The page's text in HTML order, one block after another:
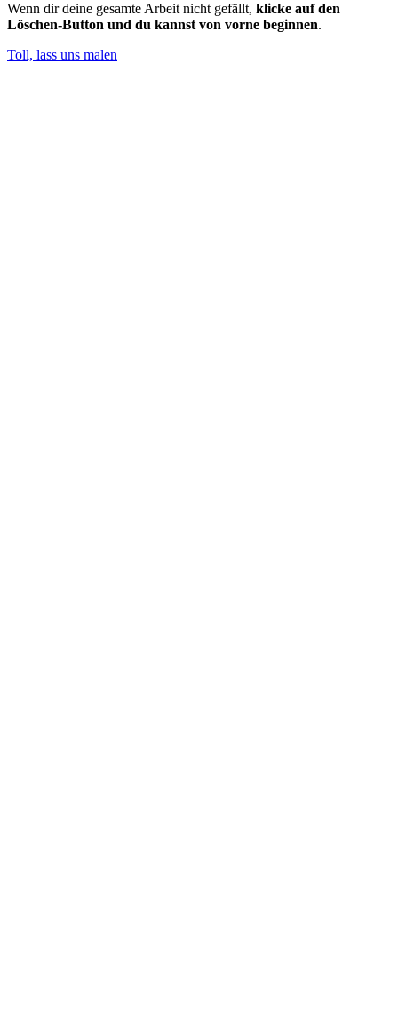
Wenn dir deine gesamte Arbeit nicht gefällt, klicke auf den
Löschen-Button und du kannst von vorne beginnen.
Toll, lass uns malen